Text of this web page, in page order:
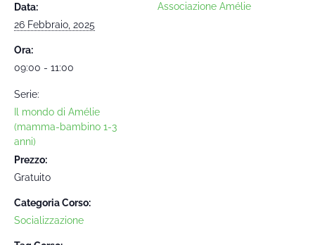
Data:
26 Febbraio, 2025
Ora:
09:00 - 11:00
Serie:
Il mondo di Amélie
(mamma-bambino 1-3
anni)
Prezzo:
Gratuito
Categoria Corso:
Socializzazione
Associazione Amélie